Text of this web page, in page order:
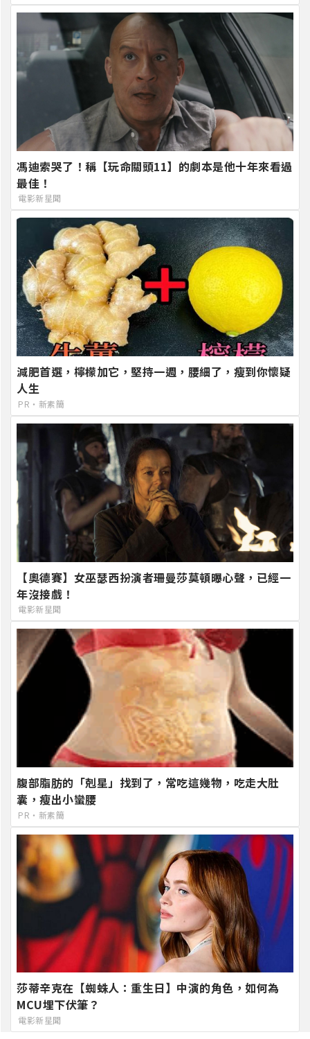
馮迪索哭了！稱【玩命關頭11】的劇本是他十年來看過
最佳！
電影新星聞
減肥首選，檸檬加它，堅持一週，腰細了，瘦到你懷疑
人生
PR・新素簡
【奧德賽】女巫瑟西扮演者珊曼莎莫頓曝心聲，已經一
年沒接戲！
電影新星聞
腹部脂肪的「剋星」找到了，常吃這幾物，吃走大肚
囊，瘦出小蠻腰
PR・新素簡
莎蒂辛克在【蜘蛛人：重生日】中演的角色，如何為
MCU埋下伏筆？
電影新星聞